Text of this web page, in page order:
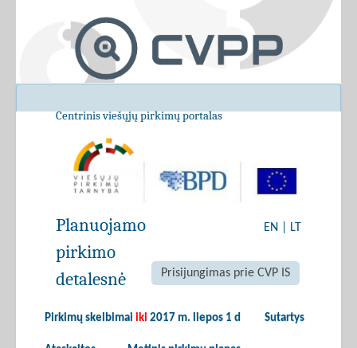
Centrinis viešųjų pirkimų portalas
EN LT
Prisijungimas prie CVP IS
Pirkimų skelbimai iki 2017 m. liepos 1 d Sutartys
Planuojamo
pirkimo
detalesnė